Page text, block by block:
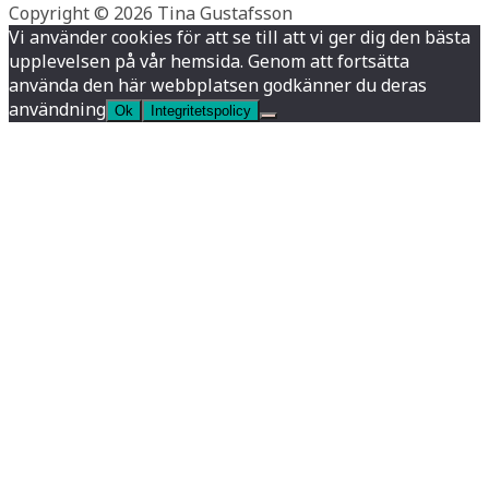
Copyright © 2026 Tina Gustafsson
Vi använder cookies för att se till att vi ger dig den bästa
upplevelsen på vår hemsida. Genom att fortsätta
använda den här webbplatsen godkänner du deras
användning Ok Integritetspolicy